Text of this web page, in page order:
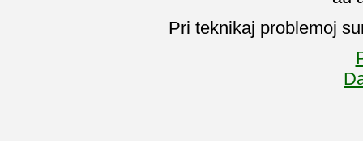
Pri teknikaj problemoj